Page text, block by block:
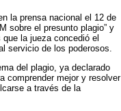
la prensa nacional el 12 de
sobre el presunto plagio” y
la jueza concedió el
servicio de los poderosos.
del plagio, ya declarado
comprender mejor y resolver
a través de la